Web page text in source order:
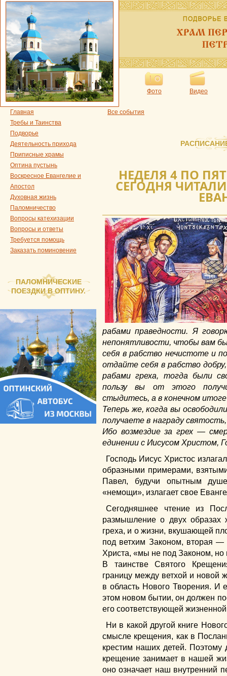
Фото Видео
Главная
Требы и Таинства
Подворье
Деятельность прихода
Приписные храмы
Оптина пустынь
Воскресное Евангелие и
Апостол
Духовная жизнь
Паломничество
Вопросы катехизации
Вопросы и ответы
Требуется помощь
Заказать поминовение
ПАЛОМНИЧЕСКИЕ
ПОЕЗДКИ В ОПТИНУ.
Все события
НЕДЕЛЯ 4 ПО
СЕГОДНЯ
рабами праведности. Я
непонятливости, чтобы вам
себя в рабство нечистоте и
отдайте себя в рабство
рабами греха, тогда были
пользу вы от этого
стыдитесь, а в конечном
Теперь же, когда вы
получаете в награду
Ибо возмездие за грех —
единении с Иисусом Христом,
Господь Иисус Христос
образными примерами,
Павел, будучи опытным
«немощи», излагает свое
Сегодняшнее чтение из
размышление о двух
греха, и о жизни, вкушающей
под ветхим Законом, вторая
Христа, «мы не под Законом, но
В таинстве Святого
границу между ветхой и новой
в область Нового Творения. И
этом новом бытии, он должен
его соответствующей
Ни в какой другой книге
смысле крещения, как в
крестим наших детей. Поэтому
крещение занимает в нашей
оно означает наш внутренний